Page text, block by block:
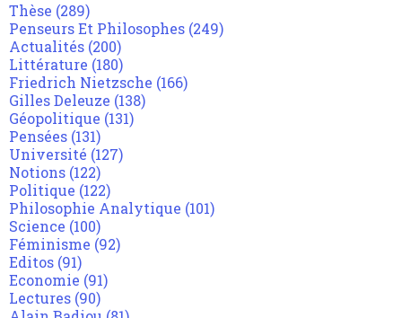
Thèse (289)
Penseurs Et Philosophes (249)
Actualités (200)
Littérature (180)
Friedrich Nietzsche (166)
Gilles Deleuze (138)
Géopolitique (131)
Pensées (131)
Université (127)
Notions (122)
Politique (122)
Philosophie Analytique (101)
Science (100)
Féminisme (92)
Editos (91)
Economie (91)
Lectures (90)